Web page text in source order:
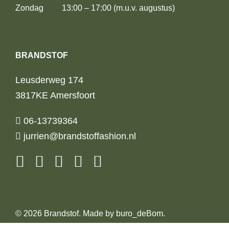
Zondag 13:00 – 17:00 (m.u.v. augustus)
BRANDSTOF
Leusderweg 174
3817KE Amersfoort
06-13739364
jurrien@brandstoffashion.nl
© 2026 Brandstof. Made by buro_deBom.